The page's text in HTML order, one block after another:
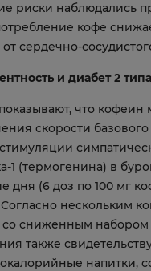
риски наблюдались
кофе
сердечно-
и диабет 2 типа
что
скорости
1 (термогенина) в
дня (6 доз по 100 мг
нескольким
сниженным набором
также